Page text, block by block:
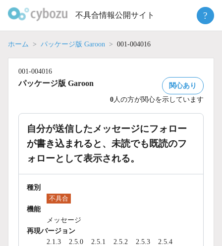
不具合情報公開サイト ?
ホーム パッケージ版 Garoon 001-004016
001-004016
パッケージ版 Garoon
関心あり
0 人の方が関心を示しています
自分が送信したメッセージにフォロー
が書き込まれると、未読でも既読のフ
ォローとして表示される。
種別
不具合
機能
メッセージ
再現バージョン
2.1.3
2.5.0 2.5.1 2.5.2 2.5.3
2.5.4